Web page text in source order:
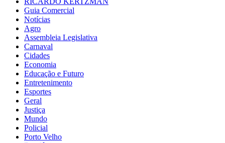
Guia Comercial
Notícias
Agro
Assembleia Legislativa
Carnaval
Cidades
Economia
Educação e Futuro
Entretenimento
Esportes
Geral
Justiça
Mundo
Policial
Porto Velho